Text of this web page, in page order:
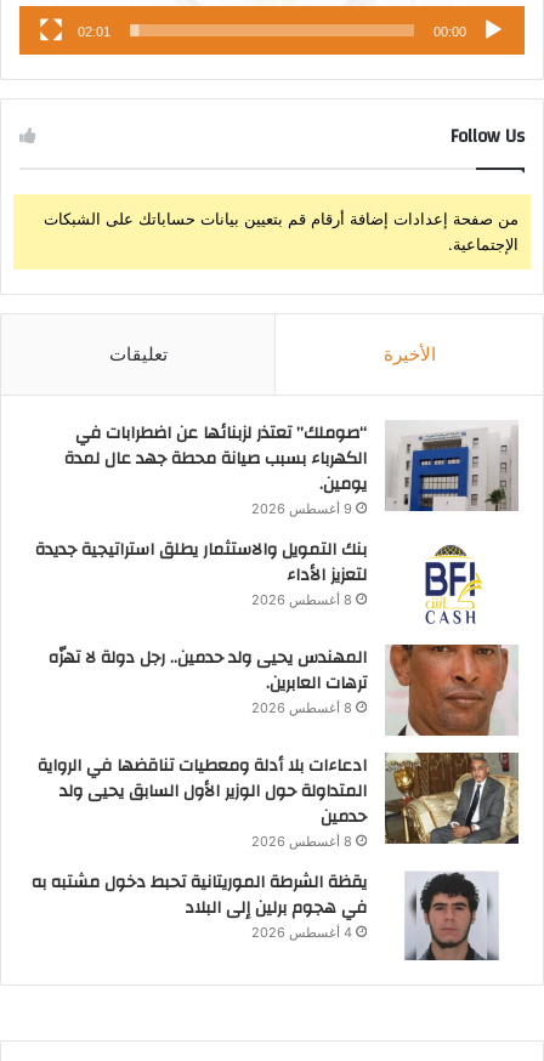
00:00
02:01
Follow Us
من صفحة إعدادات إضافة أرقام قم بتعيين بيانات حساباتك على الشبكات
الإجتماعية.
الأخيرة تعليقات
“صوملك” تعتذر لزبنائها عن اضطرابات في
الكهرباء بسبب صيانة محطة جهد عال لمدة
يومين.
9 أغسطس 2026
بنك التمويل والاستثمار يطلق استراتيجية جديدة
لتعزيز الأداء
8 أغسطس 2026
المهندس يحيى ولد حدمين.. رجل دولة لا تهزّه
ترهات العابرين.
8 أغسطس 2026
ادعاءات بلا أدلة ومعطيات تناقضها في الرواية
المتداولة حول الوزير الأول السابق يحيى ولد
حدمين
8 أغسطس 2026
يقظة الشرطة الموريتانية تحبط دخول مشتبه به
في هجوم برلين إلى البلاد
4 أغسطس 2026